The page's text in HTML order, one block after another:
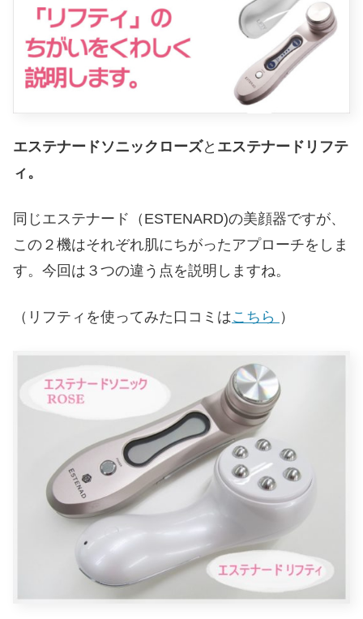
エステナードソニックローズと エステナードリフテ
ィ。
同じエステナード（ESTENARD)の美顔器ですが、
この２機はそれぞれ肌にちがったアプローチをしま
す。今回は３つの違う点を説明しますね。
（リフティを使ってみた口コミはこちら ）